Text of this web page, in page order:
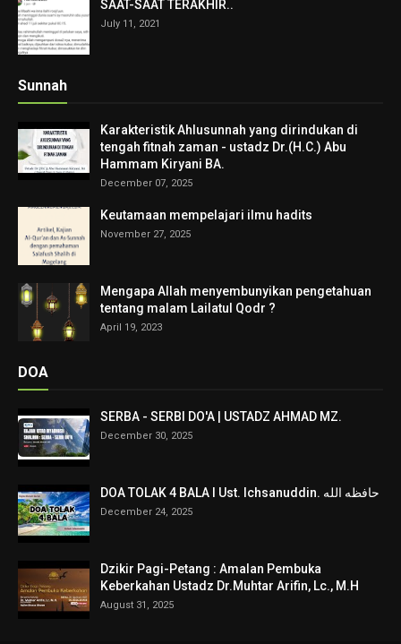
SAAT-SAAT TERAKHIR..
July 11, 2021
Sunnah
Karakteristik Ahlusunnah yang dirindukan di
tengah fitnah zaman - ustadz Dr.(H.C.) Abu
Hammam Kiryani BA.
December 07, 2025
Keutamaan mempelajari ilmu hadits
November 27, 2025
Mengapa Allah menyembunyikan pengetahuan
tentang malam Lailatul Qodr ?
April 19, 2023
DOA
SERBA - SERBI DO'A | USTADZ AHMAD MZ.
December 30, 2025
DOA TOLAK 4 BALA I Ust. Ichsanuddin. حافظه الله
December 24, 2025
Dzikir Pagi-Petang : Amalan Pembuka
Keberkahan Ustadz Dr.Muhtar Arifin, Lc., M.H
August 31, 2025